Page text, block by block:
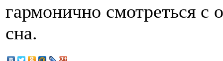
гармонично смотреться
сна.